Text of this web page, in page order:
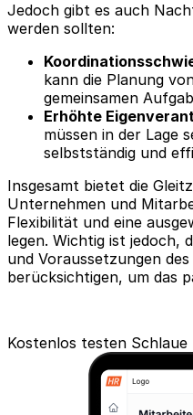
Jedoch gibt es auch
werden sollten:
kann die Planung
gemeinsamen
Erhöhte
müssen in der Lage
selbstständig und
Insgesamt bietet die
Unternehmen und
Flexibilität und eine
legen. Wichtig ist jedoch,
und Voraussetzungen
berücksichtigen, um das
Kostenlos testen